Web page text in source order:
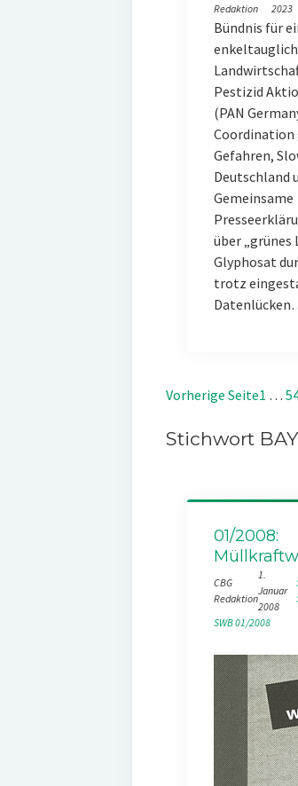
Redaktion
2023
Bündnis für
Pestizid
(PAN
Coordination
Gefahren,
Deutschland
Gemeinsame
über „grünes
Glyphosat
trotz
Vorherige Seite1 …
Stichwort
01/2008:
CBG
Redaktion
1.
Januar
2008
SWB 01/2008